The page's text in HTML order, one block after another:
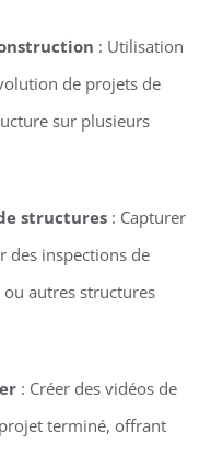
: Utilisation
de projets de
sur plusieurs
structures: Capturer
des inspections de
autres structures
: Créer des vidéos de
terminé, offrant